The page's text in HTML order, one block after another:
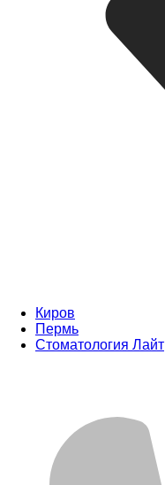
Киров
Пермь
Стоматология Лайт